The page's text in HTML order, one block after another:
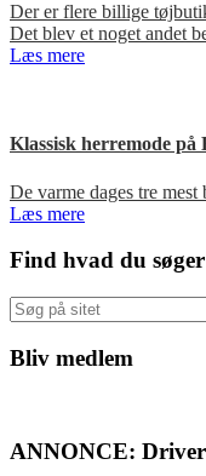
Der er flere billige
Det blev et noget andet
Læs mere
Klassisk herremode på
De varme dages tre
Læs mere
Primær
Sidebar
Find hvad du søger
Søg
på
sitet
Bliv medlem
ANNONCE: